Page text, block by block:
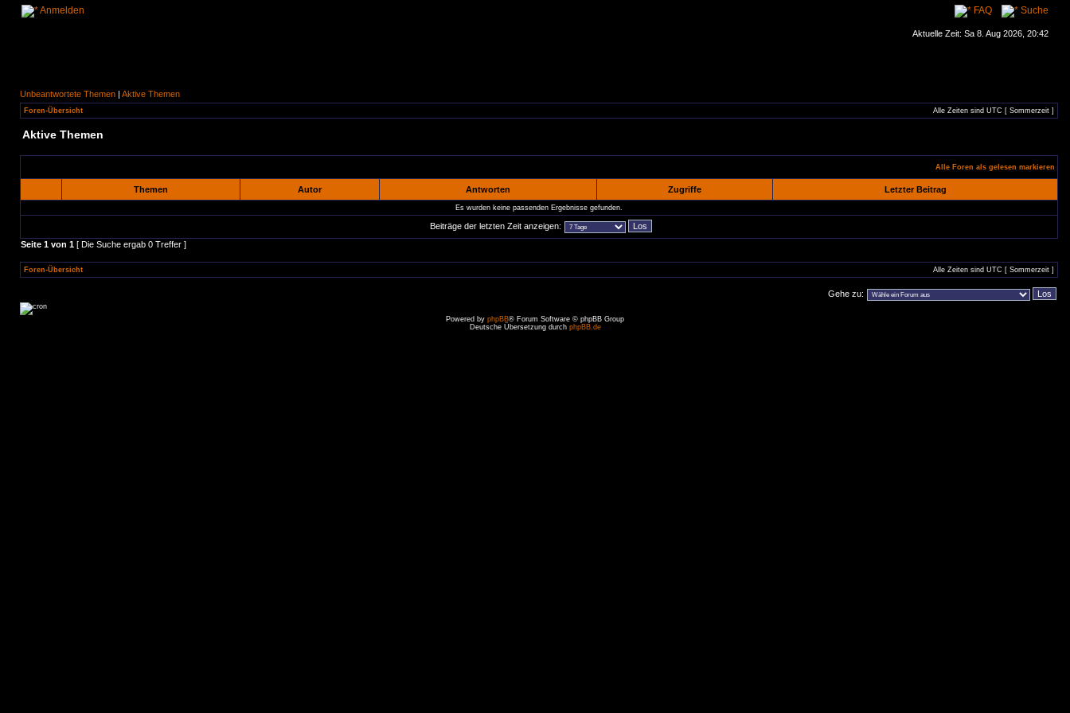
Anmelden FAQ Suche
Aktuelle Zeit: Sa 8. Aug 2026, 20:42
Unbeantwortete Themen | Aktive Themen
Foren-Übersicht Alle Zeiten sind UTC [ Sommerzeit ]
Aktive Themen
Alle Foren als gelesen markieren
Themen Autor Antworten Zugriffe Letzter Beitrag
Es wurden keine passenden Ergebnisse gefunden.
Beiträge der letzten Zeit anzeigen:
Seite 1 von 1 [ Die Suche ergab 0 Treffer ]
Foren-Übersicht Alle Zeiten sind UTC [ Sommerzeit ]
Gehe zu:
Powered by phpBB® Forum Software © phpBB Group
Deutsche Übersetzung durch phpBB.de